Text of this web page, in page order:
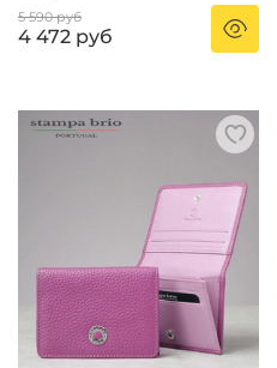
5 590 руб
4 472 руб